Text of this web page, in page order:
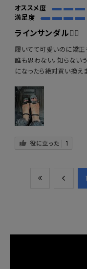
オススメ度
満足度
ラインサンダル♡⃛
履いてて可愛いのに矯正
誰も思わない。知らない
になったら絶対買い換え
役に立った 1
​1